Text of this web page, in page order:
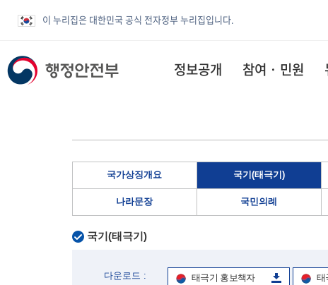
이 누리집은 대한민국 공식 전자정부 누리집입니다.
정보공개 참여 · 민원
국가상징개요 국기(태극기)
나라문장 국민의례
국기(태극기)
다운로드 : 태극기 홍보책자 태